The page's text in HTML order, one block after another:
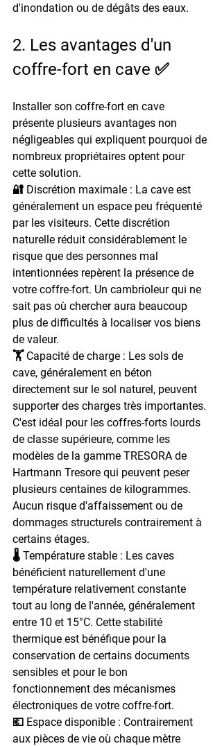
d'inondation ou de dégâts des eaux.
2. Les avantages d'un
coffre-fort en cave ✅
Installer son coffre-fort en cave
présente plusieurs avantages non
négligeables qui expliquent pourquoi de
nombreux propriétaires optent pour
cette solution.
🔐 Discrétion maximale : La cave est
généralement un espace peu fréquenté
par les visiteurs. Cette discrétion
naturelle réduit considérablement le
risque que des personnes mal
intentionnées repèrent la présence de
votre coffre-fort. Un cambrioleur qui ne
sait pas où chercher aura beaucoup
plus de difficultés à localiser vos biens
de valeur.
🏋️ Capacité de charge : Les sols de
cave, généralement en béton
directement sur le sol naturel, peuvent
supporter des charges très importantes.
C'est idéal pour les coffres-forts lourds
de classe supérieure, comme les
modèles de la gamme TRESORA de
Hartmann Tresore qui peuvent peser
plusieurs centaines de kilogrammes.
Aucun risque d'affaissement ou de
dommages structurels contrairement à
certains étages.
🌡️ Température stable : Les caves
bénéficient naturellement d'une
température relativement constante
tout au long de l'année, généralement
entre 10 et 15°C. Cette stabilité
thermique est bénéfique pour la
conservation de certains documents
sensibles et pour le bon
fonctionnement des mécanismes
électroniques de votre coffre-fort.
💶 Espace disponible : Contrairement
aux pièces de vie où chaque mètre